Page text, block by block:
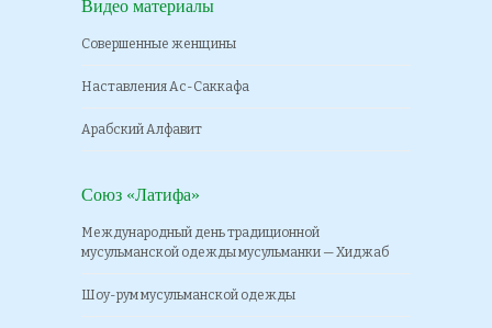
Видео материалы
Совершенные женщины
Наставления Ас-Саккафа
Арабский Алфавит
Союз «Латифа»
Международный день традиционной
мусульманской одежды мусульманки — Хиджаб
Шоу-рум мусульманской одежды